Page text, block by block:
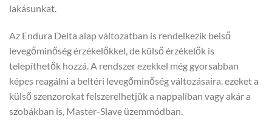
lakásunkat.
Az Endura Delta alap változatban is rendelkezik belső
levegőminőség érzékelőkkel, de külső érzékelők is
telepíthetők hozzá. A rendszer ezekkel még gyorsabban
képes reagálni a beltéri levegőminőség változásaira. ezeket a
külső szenzorokat felszerelhetjük a nappaliban vagy akár a
szobákban is, Master-Slave üzemmódban.